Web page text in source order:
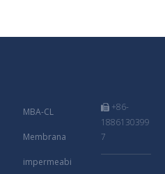
MBA-CL
Membrana
impermeabi
 +86-
1886130399
7